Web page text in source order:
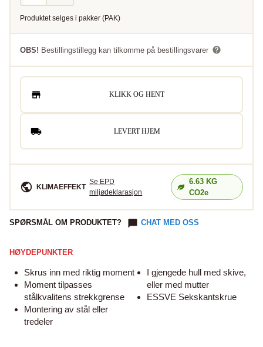
Produktet selges i pakker (PAK)
OBS! Bestillingstillegg kan tilkomme på bestillingsvarer
KLIKK OG HENT
LEVERT HJEM
KLIMAEFFEKT
Se EPD
miljødeklarasjon
6.63KG
CO2e
SPØRSMÅL OM PRODUKTET? CHAT MED OSS
HØYDEPUNKTER
Skrus inn med riktig moment
Moment tilpasses
stålkvalitens strekkgrense
Montering av stål eller
tredeler
I gjengede hull med skive,
eller med mutter
ESSVE Sekskantskrue